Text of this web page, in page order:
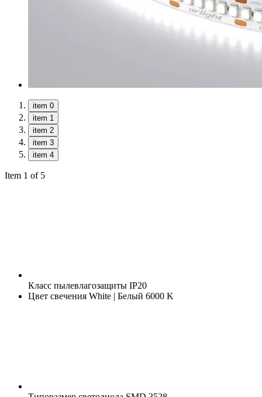
item 0
item 1
item 2
item 3
item 4
Item 1 of 5
Класс пылевлагозащиты IP20
Цвет свечения White | Белый 6000 K